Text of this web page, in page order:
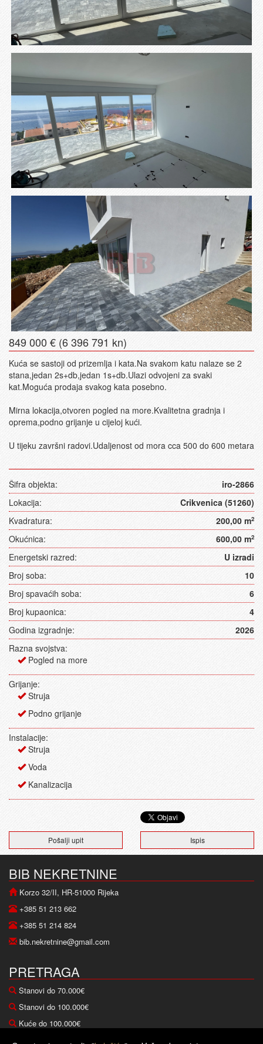
849 000 € (6 396 791 kn)
Kuća se sastoji od prizemlja i kata.Na svakom katu nalaze se 2
stana,jedan 2s+db,jedan 1s+db.Ulazi odvojeni za svaki
kat.Moguća prodaja svakog kata posebno.
Mirna lokacija,otvoren pogled na more.Kvalitetna gradnja i
oprema,podno grijanje u cijeloj kući.
U tijeku završni radovi.Udaljenost od mora cca 500 do 600 metara
Šifra objekta:
iro-2866
Lokacija:
Crikvenica (51260)
Kvadratura:
200,00 m2
Okućnica: 600,00 m2
Energetski razred:
U izradi
Broj soba:
10
Broj spavaćih soba:
6
Broj kupaonica:
4
Godina izgradnje:
2026
Razna svojstva:
Pogled na more
Grijanje:
Struja
Podno grijanje
Instalacije:
Struja
Voda
Kanalizacija
Pošalji upit Ispis
BIB NEKRETNINE
Korzo 32/II, HR-51000 Rijeka
+385 51 213 662
+385 51 214 824
bib.nekretnine@gmail.com
PRETRAGA
Stanovi do 70.000€
Stanovi do 100.000€
Kuće do 100.000€